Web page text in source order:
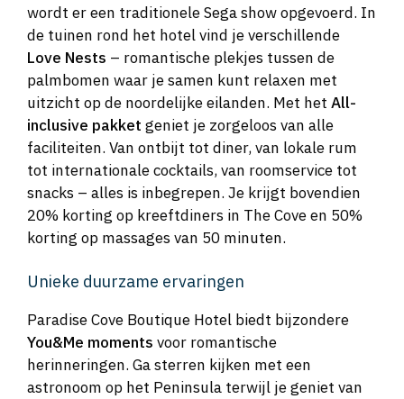
wordt er een traditionele Sega show opgevoerd. In
de tuinen rond het hotel vind je verschillende
Love Nests – romantische plekjes tussen de
palmbomen waar je samen kunt relaxen met
uitzicht op de noordelijke eilanden. Met het All-
inclusive pakket geniet je zorgeloos van alle
faciliteiten. Van ontbijt tot diner, van lokale rum
tot internationale cocktails, van roomservice tot
snacks – alles is inbegrepen. Je krijgt bovendien
20% korting op kreeftdiners in The Cove en 50%
korting op massages van 50 minuten.
Unieke duurzame ervaringen
Paradise Cove Boutique Hotel biedt bijzondere
You&Me moments voor romantische
herinneringen. Ga sterren kijken met een
astronoom op het Peninsula terwijl je geniet van